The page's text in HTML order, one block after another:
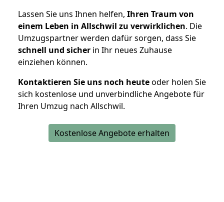
Lassen Sie uns Ihnen helfen, Ihren Traum von
einem Leben in Allschwil zu verwirklichen. Die
Umzugspartner werden dafür sorgen, dass Sie
schnell und sicher in Ihr neues Zuhause
einziehen können.
Kontaktieren Sie uns noch heuteoder holen Sie
sich kostenlose und unverbindliche Angebote für
Ihren Umzug nach Allschwil.
Kostenlose Angebote erhalten